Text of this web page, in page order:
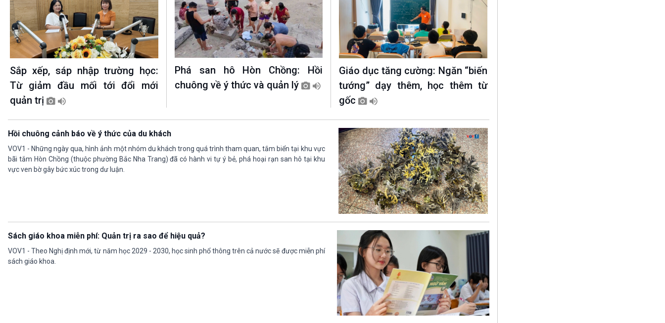
Sắp xếp, sáp nhập trường học:
Từ giảm đầu mối tới đổi mới
quản trị
Phá san hô Hòn Chồng: Hồi
chuông về ý thức và quản lý
Giáo dục tăng cường: Ngăn “biến
tướng” dạy thêm, học thêm từ
gốc
Hồi chuông cảnh báo về ý thức của du khách
VOV1 - Những ngày qua, hình ảnh một nhóm du khách trong quá trình tham quan, tắm biển tại khu vực
bãi tắm Hòn Chồng (thuộc phường Bắc Nha Trang) đã có hành vi tự ý bẻ, phá hoại rạn san hô tại khu
vực ven bờ gây bức xúc trong dư luận.
Sách giáo khoa miễn phí: Quản trị ra sao để hiệu quả?
VOV1 - Theo Nghị định mới, từ năm học 2029 - 2030, học sinh phổ thông trên cả nước sẽ được miễn phí
sách giáo khoa.